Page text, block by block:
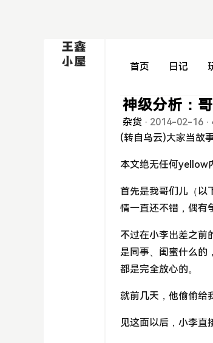
首页 日记
神级分析：
杂货 · 2014-02-16 ·
(转自乌云)大家当故
本文绝无任何yellow
首先是我哥们儿（以
情一直还不错，偶有
不过在小李出差之前
是同事、闺蜜什么的
都是完全放心的。
就前几天，他偷偷给
见这面以后，小李直